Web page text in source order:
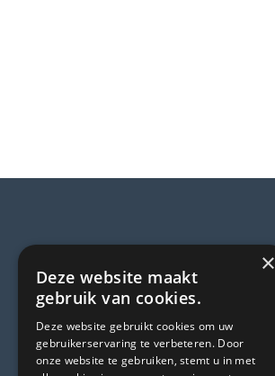
LOCATIE
8431 WE Oosterwolde
×
Deze website maakt
gebruik van cookies.
Deze website gebruikt cookies om uw
gebruikerservaring te verbeteren. Door
onze website te gebruiken, stemt u in met